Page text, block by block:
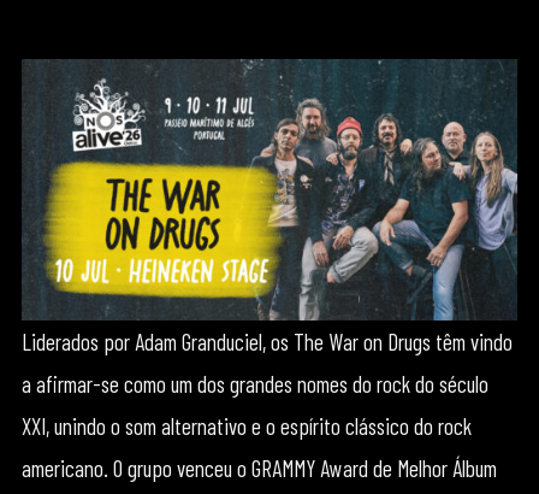
Liderados por Adam Granduciel, os The War on Drugs têm vindo
a afirmar-se como um dos grandes nomes do rock do século
XXI, unindo o som alternativo e o espírito clássico do rock
americano. O grupo venceu o GRAMMY Award de Melhor Álbum